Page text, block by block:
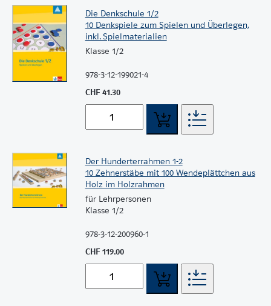
Die Denkschule 1/2
10 Denkspiele zum Spielen und Überlegen,
inkl. Spielmaterialien
Klasse 1/2
978-3-12-199021-4
CHF 41.30
Der Hunderterrahmen 1-2
10 Zehnerstäbe mit 100 Wendeplättchen aus
Holz im Holzrahmen
für Lehrpersonen
Klasse 1/2
978-3-12-200960-1
CHF 119.00